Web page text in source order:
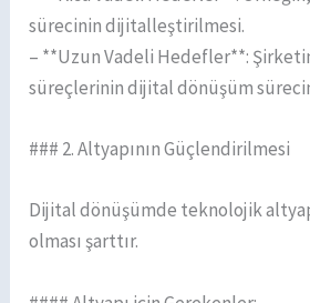
sürecinin dijitalleştirilmesi.
– **Uzun Vadeli Hedefler**:
süreçlerinin dijital dönüşüm
### 2. Altyapının Güçlendirilmesi
Dijital dönüşümde teknolojik
olması şarttır.